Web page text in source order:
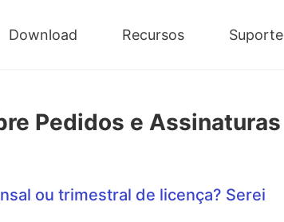
Download Recursos Suporte
Pedidos e Assinaturas
ou trimestral de licença? Serei